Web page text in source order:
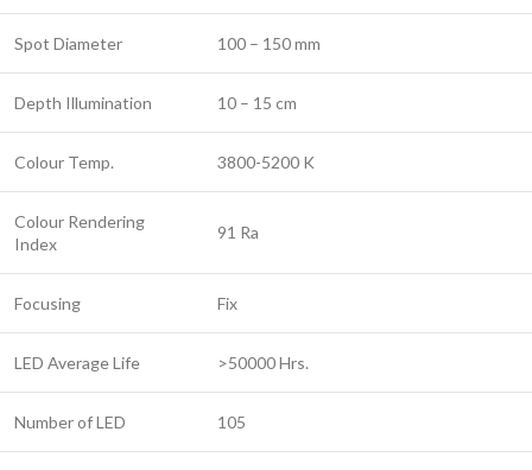
Spot Diameter 100 – 150 mm
Depth Illumination 10 – 15 cm
Colour Temp. 3800-5200 K
Colour Rendering
Index
91 Ra
Focusing Fix
LED Average Life >50000 Hrs.
Number of LED 105